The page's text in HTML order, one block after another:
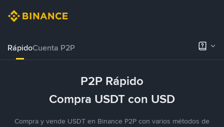
RápidoCuenta P2P
P2P Rápido
Compra USDT con USD
Compra y vende USDT en Binance P2P con varios métodos de